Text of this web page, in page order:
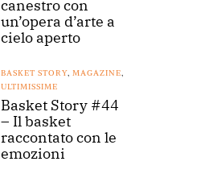
canestro con
un’opera d’arte a
cielo aperto
BASKET STORY, MAGAZINE,
ULTIMISSIME
Basket Story #44
– Il basket
raccontato con le
emozioni